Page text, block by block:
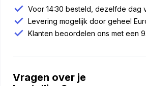
Voor 14:30 besteld, dezelfde dag
Levering mogelijk door geheel
Klanten beoordelen ons met een
Vragen over je